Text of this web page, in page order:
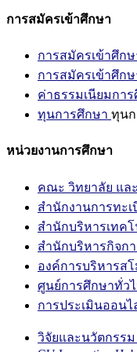
การสมัครเข้าศึกษา
การสมัครเข้าศึ
การสมัครเข้าศึก
ค่าธรรมเนียมกา
ทุนการศึกษา ทุนก
หน่วยงานการศึกษา
คณะ วิทยาลัย แล
สำนักงานการทะเ
สำนักบริหารเทค
สำนักบริหารกิจก
องค์การบริหารส
ศูนย์การศึกษาทั่ว
การประเมินออนไ
วิจัยและนวัตกรรม